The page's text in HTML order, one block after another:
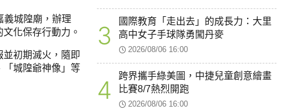
義城隍廟，辦理
化保存行動力。
初期滅火，隨即
城隍爺神像」等
3
國際教育「走出去」的成長力：大里
高中女子手球隊勇闖丹麥
2026/08/06 16:00
4
跨界攜手綠美圖，中捷兒童創意繪畫
比賽8/7熱烈開跑
2026/08/06 16:00